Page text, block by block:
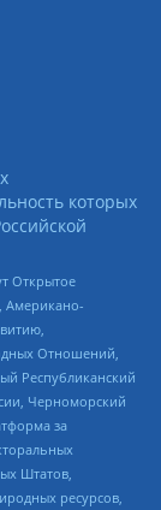
которых
Открытое
Американо-
Отношений,
Республиканский
Черноморский
за
Штатов,
ресурсов,